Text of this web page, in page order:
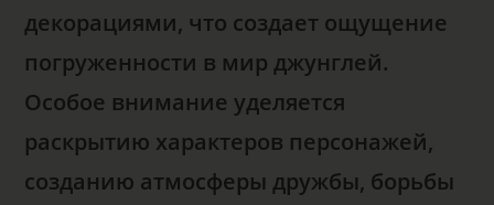
декорациями, что создает ощущение
погруженности в мир джунглей.
Особое внимание уделяется
раскрытию характеров персонажей,
созданию атмосферы дружбы, борьбы